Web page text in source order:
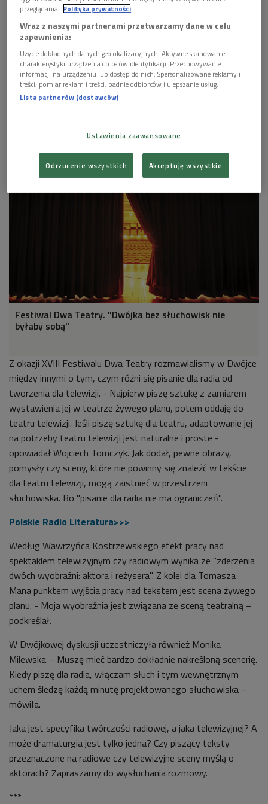
opracowaniu i reżyserii Wawrzyńca Kostrzewskiego Foto: Grzegorz Śledź/PR2
Festiwal Dwa Teatry. "Dwójka bez słuchowisk nie
byłaby sobą"
Z okazji XVIII Festiwalu Dwa Teatry rozmawialismy w Dwójce
między innymi o tym, czym różni się pisanie dla radia od
tworzenia dla telewizji. - Najpierw piszę sztukę z zamiarem
wystawienia jej w teatrze żywego planu, potem oddaję do
teatru telewizji. Jeśli piszę sztukę dla teatru, adaptowanie jej
na potrzeby teatru telewizji jest naturalne i proste -
opowiadał Wojciech Tomczyk. Jak dodał, pewne obrazy,
pomysły czy sceny, które nie powinny się znaleźć w tekście
dla teatru telewizji, mogą zaistnieć w przestrzeni
słuchowiska. Bo "pisanie dla radia nie ma ograniczeń".
Polskie Radio Literatura>>>
Według Wawrzyńca Kostrzewskiego efekt pracy nad
spektaklem telewizyjnym czy radiowym wynika ze "zderzenia
dwóch wyobraźni: aktora i reżysera". Z kolei dla Tomasza
Mana punktem wyjścia pracy nad tekstem jest scena żywego
planu. - Moja wyobraźnia jest związana ze sceną teatralną –
podkreślał.
W Dwójkowej dyskusji uczestniczyła również Monika
Milewska. - Muszę mieć bardzo dokładnie nakreśloną scenerię.
Kiedy piszę dla radia, włączam słuch i tym wewnętrznym
uchem śledzę każdą minutę projektowanego słuchowiska –
mówiła.
Jaka jest specyfika twórczości radiowej, a jaka telewizyjnej? A
może dramaturgia jest tylko jedna? Czy piszący teksty
przeznaczone na radiowe czy telewizyjne sceny myślą o
aktorach? Zapraszamy do wysłuchania rozmowy.
***
przeglądania. Polityka prywatności
Wraz z naszymi partnerami przetwarzamy dane w celu
zapewnienia:
Użycie dokładnych danych geolokalizacyjnych. Aktywne skanowanie
charakterystyki urządzenia do celów identyfikacji. Przechowywanie
informacji na urządzeniu lub dostęp do nich. Spersonalizowane reklamy i
treści, pomiar reklam i treści, badnie odbiorców i ulepszanie usług.
Lista partnerów (dostawców)
Ustawienia zaawansowane
Odrzucenie wszystkich Akceptuję wszystkie